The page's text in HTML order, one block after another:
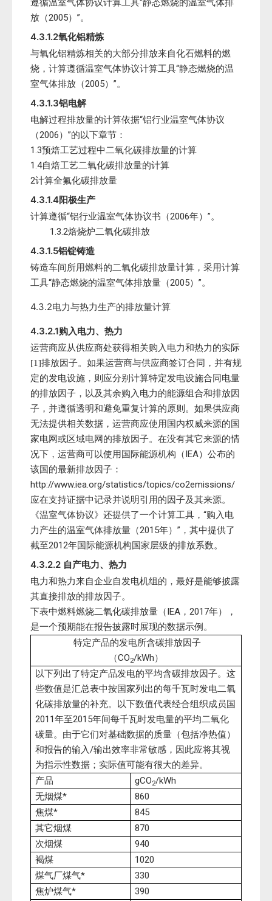
遵循温室气体协议计算工具“静态燃烧的温室气体排
放（2005）”。
4.3.1.2氧化铝精炼
与氧化铝精炼相关的大部分排放来自化石燃料的燃
烧，计算遵循温室气体协议计算工具“静态燃烧的温
室气体排放（2005）”。
4.3.1.3铝电解
电解过程排放量的计算依据“铝行业温室气体协议
（2006）”的以下章节：
1.3预焙工艺过程中二氧化碳排放量的计算
1.4自焙工艺二氧化碳排放量的计算
2计算全氟化碳排放量
4.3.1.4阳极生产
计算遵循“铝行业温室气体协议书（2006年）”。
1.3.2焙烧炉二氧化碳排放
4.3.1.5铝锭铸造
铸造车间所用燃料的二氧化碳排放量计算，采用计算
工具“静态燃烧的温室气体排放量（2005）”。
4.3.2电力与热力生产的排放量计算
4.3.2.1购入电力、热力
运营商应从供应商处获得相关购入电力和热力的实际
[1]排放因子。如果运营商与供应商签订合同，并有规
定的发电设施，则应分别计算特定发电设施合同电量
的排放因子，以及其余购入电力的能源组合和排放因
子，并遵循透明和避免重复计算的原则。如果供应商
无法提供相关数据，运营商应使用国内权威来源的国
家电网或区域电网的排放因子。在没有其它来源的情
况下，运营商可以使用国际能源机构（IEA）公布的
该国的最新排放因子：
http://www.iea.org/statistics/topics/co2emissions/
应在支持证据中记录并说明引用的因子及其来源。
《温室气体协议》还提供了一个计算工具，“购入电
力产生的温室气体排放量（2015年）”，其中提供了
截至2012年国际能源机构国家层级的排放系数。
4.3.2.2 自产电力、热力
电力和热力来自企业自发电机组的，最好是能够披露
其直接排放的排放因子。
下表中燃料燃烧二氧化碳排放量（IEA，2017年），
是一个预期能在报告披露时展现的数据示例。
特定产品的发电所含碳排放因子
（CO2/kWh）
以下列出了特定产品发电的平均含碳排放因子。这
些数值是汇总表中按国家列出的每千瓦时发电二氧
化碳排放量的补充。以下数值代表经合组织成员国
2011年至2015年间每千瓦时发电量的平均二氧化
碳量。由于它们对基础数据的质量（包括净热值）
和报告的输入/输出效率非常敏感，因此应将其视
为指示性数据；实际值可能有很大的差异。
产品
gCO2/kWh
无烟煤*
860
焦煤*
845
其它烟煤
870
次烟煤
940
褐煤
1020
煤气厂煤气*
330
焦炉煤气*
390